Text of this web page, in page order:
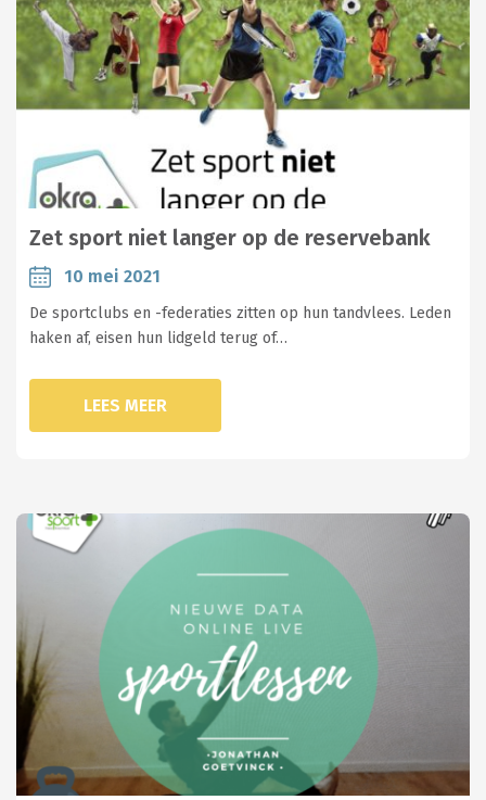
Zet sport niet langer op de reservebank
10 mei 2021
De sportclubs en -federaties zitten op hun tandvlees. Leden
haken af, eisen hun lidgeld terug of…
LEES MEER